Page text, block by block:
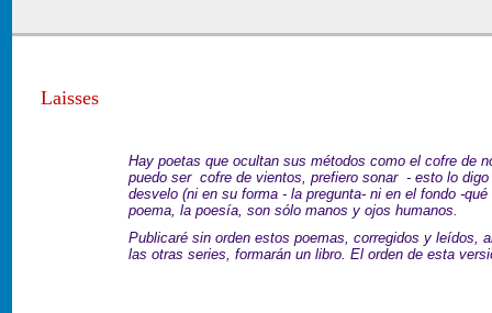
Laisses
Hay poetas que ocultan sus métodos como el cofre de
puedo ser cofre de vientos, prefiero sonar - esto lo
desvelo (ni en su forma - la pregunta- ni en el fondo -
poema, la poesía, son sólo manos y ojos humanos.
Publicaré sin orden estos poemas, corregidos y leídos,
las otras series, formarán un libro. El orden de esta